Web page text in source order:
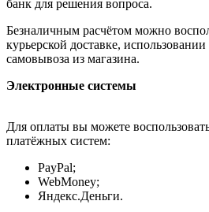
банк для решения вопроса.
Безналичным расчётом можно
курьерской доставке,
самовывоза из магазина.
Электронные системы
Для оплаты вы можете
платёжных систем:
PayPal;
WebMoney;
Яндекс.Деньги.